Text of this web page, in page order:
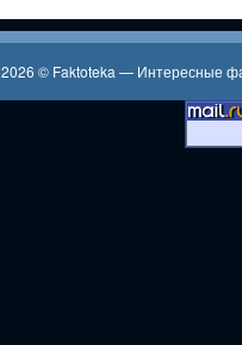
2026 © Faktoteka — Интересные